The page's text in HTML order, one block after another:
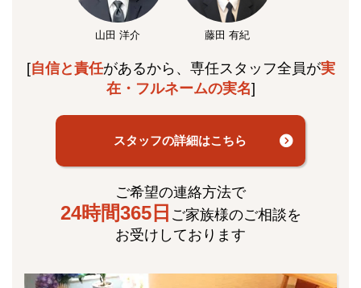
山田 洋介 藤田 有紀
[自信と責任があるから、専任スタッフ全員が実
在・フルネームの実名]
スタッフの詳細はこちら
ご希望の連絡方法で
24時間365日 ご家族様のご相談を
お受けしております